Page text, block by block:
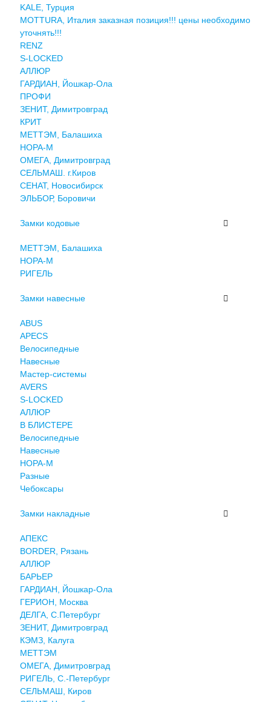
KALE, Турция
MOTTURA, Италия заказная позиция!!! цены необходимо
уточнять!!!
RENZ
S-LOCKED
АЛЛЮР
ГАРДИАН, Йошкар-Ола
ПРОФИ
ЗЕНИТ, Димитровград
КРИТ
МЕТТЭМ, Балашиха
НОРА-М
ОМЕГА, Димитровград
СЕЛЬМАШ. г.Киров
СЕНАТ, Новосибирск
ЭЛЬБОР, Боровичи
Замки кодовые
МЕТТЭМ, Балашиха
НОРА-М
РИГЕЛЬ
Замки навесные
ABUS
APECS
Велосипедные
Навесные
Мастер-системы
AVERS
S-LOCKED
АЛЛЮР
В БЛИСТЕРЕ
Велосипедные
Навесные
НОРА-М
Разные
Чебоксары
Замки накладные
АПЕКС
BORDER, Рязань
АЛЛЮР
БАРЬЕР
ГАРДИАН, Йошкар-Ола
ГЕРИОН, Москва
ДЕЛГА, С.Петербург
ЗЕНИТ, Димитровград
КЭМЗ, Калуга
МЕТТЭМ
ОМЕГА, Димитровград
РИГЕЛЬ, С.-Петербург
СЕЛЬМАШ, Киров